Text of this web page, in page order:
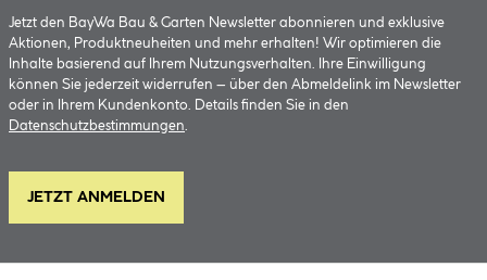
Jetzt den BayWa Bau & Garten Newsletter abonnieren und exklusive
Aktionen, Produktneuheiten und mehr erhalten! Wir optimieren die
Inhalte basierend auf Ihrem Nutzungsverhalten. Ihre Einwilligung
können Sie jederzeit widerrufen – über den Abmeldelink im Newsletter
oder in Ihrem Kundenkonto. Details finden Sie in den
Datenschutzbestimmungen.
JETZT ANMELDEN